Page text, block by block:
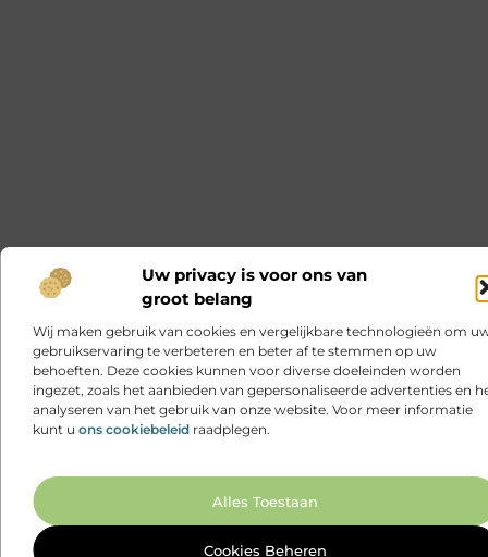
Uw privacy is voor ons van
groot belang
Wij maken gebruik van cookies en vergelijkbare technologieën om
gebruikservaring te verbeteren en beter af te stemmen op uw
behoeften. Deze cookies kunnen voor diverse doeleinden worden
ingezet, zoals het aanbieden van gepersonaliseerde advertenties en
analyseren van het gebruik van onze website. Voor meer informatie
kunt u ons cookiebeleid raadplegen.
Alles Toestaan
Cookies Beheren